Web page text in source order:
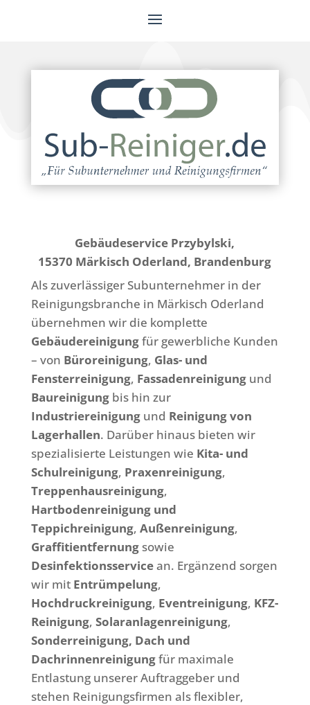
Gebäudeservice Przybylski,
15370 Märkisch Oderland, Brandenburg
Als zuverlässiger Subunternehmer in der
Reinigungsbranche in Märkisch Oderland
übernehmen wir die komplette
Gebäudereinigungfür gewerbliche Kunden
– von Büroreinigung, Glas- und
Fensterreinigung, Fassadenreinigungund
Baureinigungbis hin zur
Industriereinigungund Reinigung von
Lagerhallen. Darüber hinaus bieten wir
spezialisierte Leistungen wie Kita- und
Schulreinigung, Praxenreinigung,
Treppenhausreinigung,
Hartbodenreinigung und
Teppichreinigung, Außenreinigung,
Graffitientfernungsowie
Desinfektionsservicean. Ergänzend sorgen
wir mit Entrümpelung,
Hochdruckreinigung, Eventreinigung, KFZ-
Reinigung, Solaranlagenreinigung,
Sonderreinigung, Dach und
Dachrinnenreinigungfür maximale
Entlastung unserer Auftraggeber und
stehen Reinigungsfirmen als flexibler,